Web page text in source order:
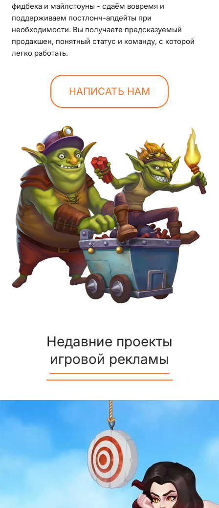
фидбека и майлстоуны - сдаём вовремя и
поддерживаем постлонч-апдейты при
необходимости. Вы получаете предсказуемый
продакшен, понятный статус и команду, с которой
легко работать.
НАПИСАТЬ НАМ
Недавние проекты
игровой рекламы